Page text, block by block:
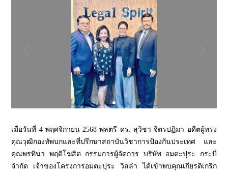
เมื่อวันที่ 4 พฤศจิกายน 2568 พลตรี ดร. สุวิชา จิตรปฏิมา อดีตผู้ทรง
คุณวุฒิกองทัพบกและที่ปรึกษาสถาบันวิชาการป้องกันประเทศ และ
คุณพรทินา พฤติโฆสิต กรรมการผู้จัดการ บริษัท อมตะปุระ กระบี่
จำกัด เจ้าของโครงการอมตะปุระ วิลล่า ได้เข้าพบคุณเกียรติเกริก